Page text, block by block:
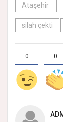
Ataşehir
silah çekti
0 0